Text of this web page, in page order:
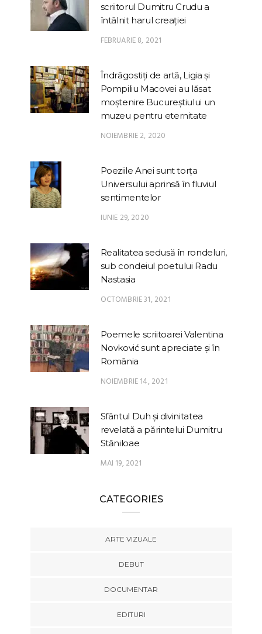
scriitorul Dumitru Crudu a
întâlnit harul creației
FEBRUARIE 8, 2021
Îndrăgostiți de artă, Ligia și
Pompiliu Macovei au lăsat
moștenire Bucureștiului un
muzeu pentru eternitate
NOIEMBRIE 2, 2020
Poeziile Anei sunt torța
Universului aprinsă în fluviul
sentimentelor
IUNIE 29, 2020
Realitatea sedusă în rondeluri,
sub condeiul poetului Radu
Nastasia
OCTOMBRIE 31, 2021
Poemele scriitoarei Valentina
Novković sunt apreciate și în
România
NOIEMBRIE 14, 2021
Sfântul Duh și divinitatea
revelată a părintelui Dumitru
Stăniloae
MAI 19, 2021
CATEGORIES
ARTE VIZUALE
DEBUT
DOCUMENTAR
EDITURI